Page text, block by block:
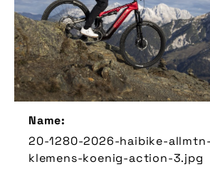
Name:
20-1280-2026-haibike-
klemens-koenig-action-3.jpg